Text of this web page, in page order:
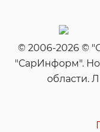
© 2006-2026 ©
"СарИнформ".
области.